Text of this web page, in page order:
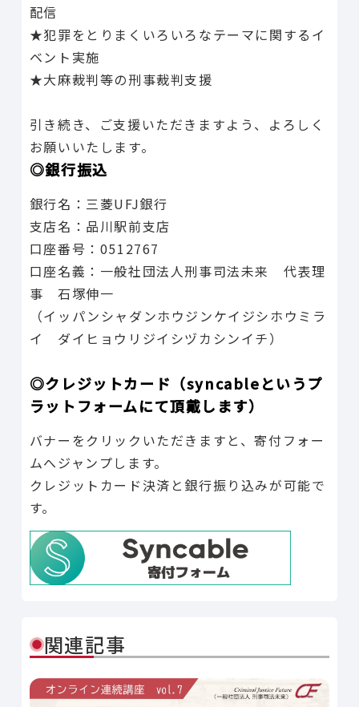
配信
★犯罪をとりまくいろいろなテーマに関するイ
ベント実施
★大麻裁判等の刑事裁判支援
引き続き、ご支援いただきますよう、よろしく
お願いいたします。
◎銀行振込
銀行名：三菱UFJ銀行
支店名：品川駅前支店
口座番号：0512767
口座名義：一般社団法人刑事司法未来 代表理
事 石塚伸一
（イッパンシャダンホウジンケイジシホウミラ
イ ダイヒョウリジイシヅカシンイチ）
◎クレジットカード（syncableというプ
ラットフォームにて頂戴します）
バナーをクリックいただきますと、寄付フォー
ムへジャンプします。
クレジットカード決済と銀行振り込みが可能で
す。
関連記事